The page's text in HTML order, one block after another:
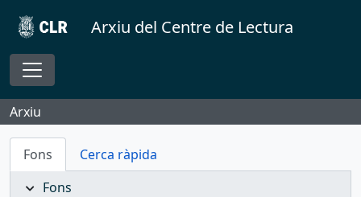
Skip to main content
Arxiu del Centre de Lectura
Toggle navigation
Arxiu
Fons
Cerca ràpida
Fons